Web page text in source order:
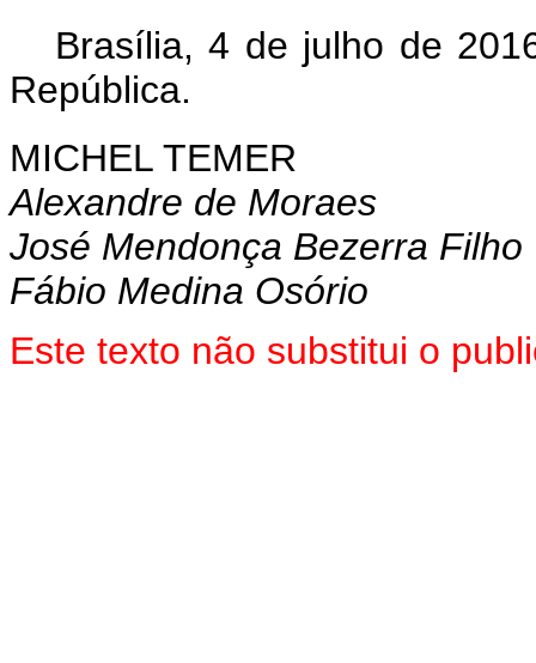
Brasília, 4 de julho de
República.
MICHEL TEMER
Alexandre de Moraes
José Mendonça Bezerra Filho
Fábio Medina Osório
Este texto não substitui o